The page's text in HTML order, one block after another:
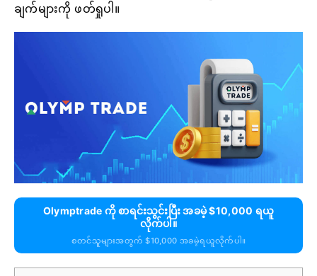
ချက်များကို ဖတ်ရှုပါ။
Olymptrade ကို စာရင်းသွင်းပြီး အခမဲ့ $10,000 ရယူ
လိုက်ပါ။
စတင်သူများအတွက် $10,000 အခမဲ့ရယူလိုက်ပါ။